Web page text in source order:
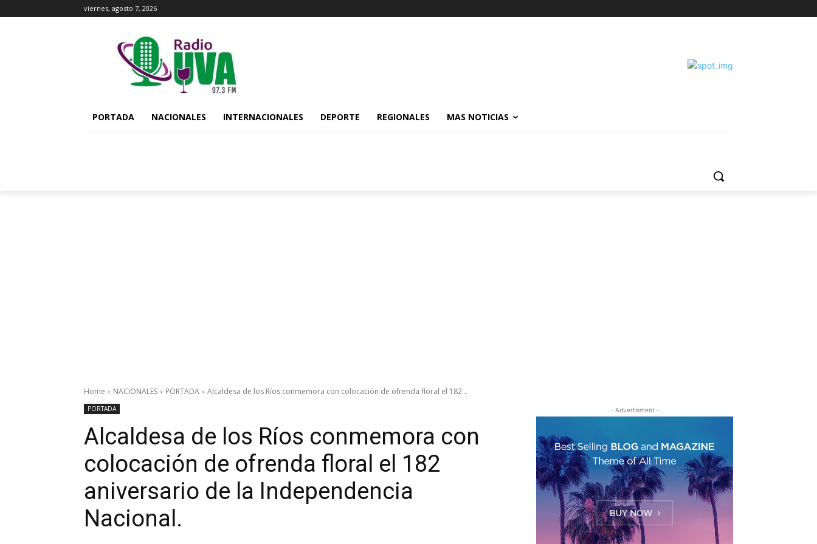
viernes, agosto 7, 2026
PORTADA NACIONALES INTERNACIONALES DEPORTE REGIONALES MAS NOTICIAS
Home NACIONALES PORTADA Alcaldesa de los Ríos conmemora con colocación de ofrenda floral el 182...
PORTADA
Alcaldesa de los Ríos conmemora con
colocación de ofrenda floral el 182
aniversario de la Independencia
Nacional.
- Advertisment -